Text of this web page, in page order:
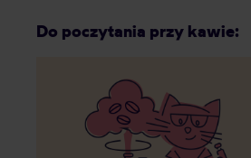
Do poczytania przy kawie: